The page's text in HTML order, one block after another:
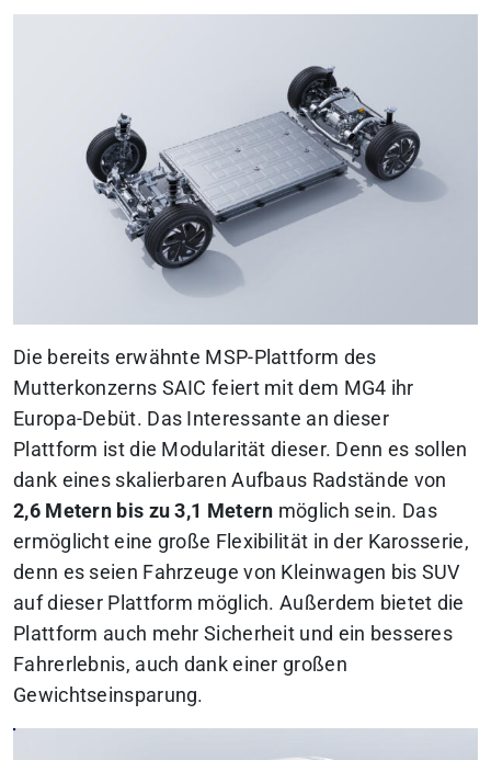
Die bereits erwähnte MSP-Plattform des
Mutterkonzerns SAIC feiert mit dem MG4 ihr
Europa-Debüt. Das Interessante an dieser
Plattform ist die Modularität dieser. Denn es sollen
dank eines skalierbaren Aufbaus Radstände von
2,6 Metern bis zu 3,1 Metern möglich sein. Das
ermöglicht eine große Flexibilität in der Karosserie,
denn es seien Fahrzeuge von Kleinwagen bis SUV
auf dieser Plattform möglich. Außerdem bietet die
Plattform auch mehr Sicherheit und ein besseres
Fahrerlebnis, auch dank einer großen
Gewichtseinsparung.